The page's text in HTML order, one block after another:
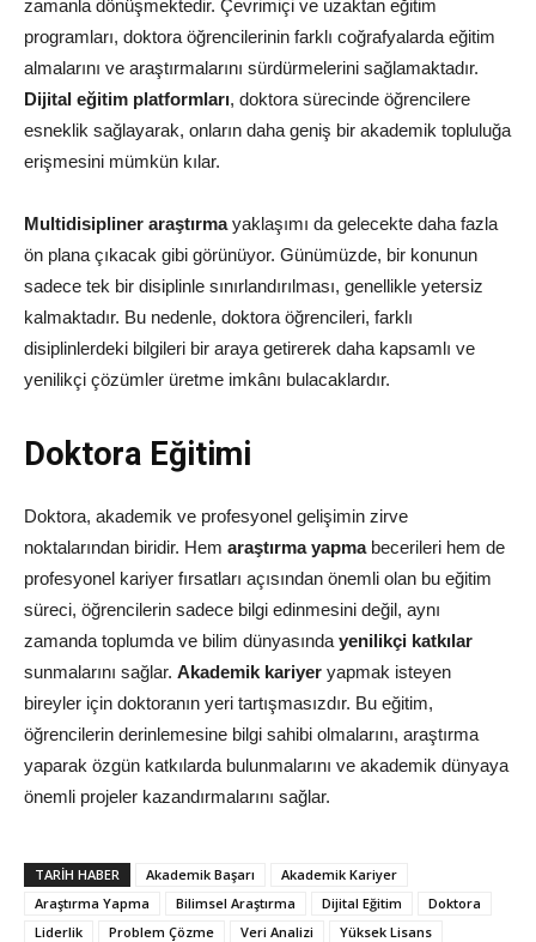
zamanla dönüşmektedir. Çevrimiçi ve uzaktan eğitim
programları, doktora öğrencilerinin farklı coğrafyalarda eğitim
almalarını ve araştırmalarını sürdürmelerini sağlamaktadır.
Dijital eğitim platformları, doktora sürecinde öğrencilere
esneklik sağlayarak, onların daha geniş bir akademik topluluğa
erişmesini mümkün kılar.
Multidisipliner araştırmayaklaşımı da gelecekte daha fazla
ön plana çıkacak gibi görünüyor. Günümüzde, bir konunun
sadece tek bir disiplinle sınırlandırılması, genellikle yetersiz
kalmaktadır. Bu nedenle, doktora öğrencileri, farklı
disiplinlerdeki bilgileri bir araya getirerek daha kapsamlı ve
yenilikçi çözümler üretme imkânı bulacaklardır.
Doktora Eğitimi
Doktora, akademik ve profesyonel gelişimin zirve
noktalarından biridir. Hem araştırma yapmabecerileri hem de
profesyonel kariyer fırsatları açısından önemli olan bu eğitim
süreci, öğrencilerin sadece bilgi edinmesini değil, aynı
zamanda toplumda ve bilim dünyasında yenilikçi katkılar
sunmalarını sağlar. Akademik kariyer yapmak isteyen
bireyler için doktoranın yeri tartışmasızdır. Bu eğitim,
öğrencilerin derinlemesine bilgi sahibi olmalarını, araştırma
yaparak özgün katkılarda bulunmalarını ve akademik dünyaya
önemli projeler kazandırmalarını sağlar.
TARIH HABER Akademik Başarı
Akademik Kariyer
Araştırma Yapma
Bilimsel Araştırma Dijital Eğitim
Doktora
Liderlik
Problem Çözme Veri Analizi Yüksek Lisans